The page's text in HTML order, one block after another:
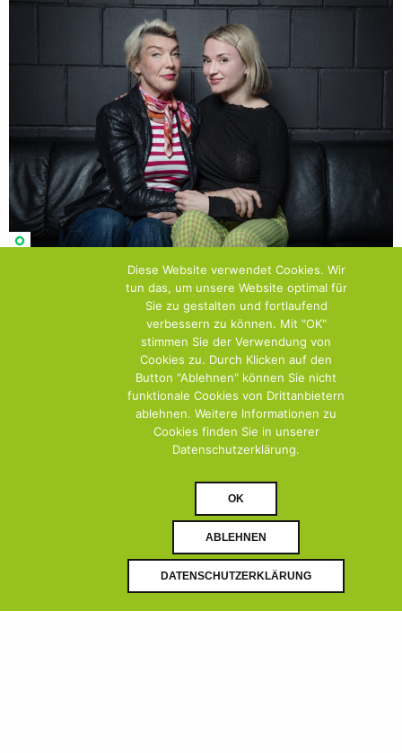
DOWNLOAD(0)
DOWNLOAD PDF(0)
Diese Website verwendet Cookies. Wir
tun das, um unsere Website optimal für
Sie zu gestalten und fortlaufend
verbessern zu können. Mit "OK"
stimmen Sie der Verwendung von
Cookies zu. Durch Klicken auf den
Button "Ablehnen" können Sie nicht
funktionale Cookies von Drittanbietern
ablehnen. Weitere Informationen zu
Cookies finden Sie in unserer
Datenschutzerklärung.
OK
ABLEHNEN
DATENSCHUTZERKLÄRUNG